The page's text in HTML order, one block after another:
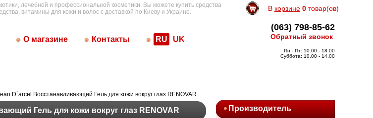
лечебной и профессиональной косметики. Вы можете купить средства
витамины для кожи и волос с доставкой по Киеву и Украине.
О магазине Контакты RU UK
В корзине 0товар(ов)
(063) 798-85-62
Обратный звонок
Пн - Пт: 10.00 - 18.00
Суббота: 10.00 - 14.00
D`arcel Восстанавливающий Гель для кожи вокруг глаз RENOVAR
Гель для кожи вокруг глаз RENOVAR Производитель